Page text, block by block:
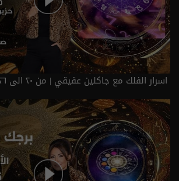
2026